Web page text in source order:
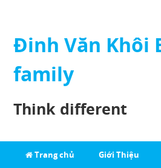
Đinh Văn Khôi
family
Think different
Trang chủ Giới Thiệu